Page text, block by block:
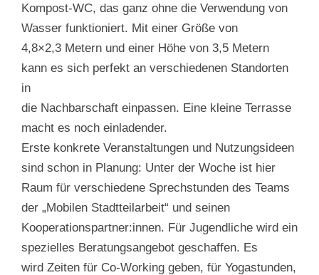
Kompost-WC, das ganz ohne die Verwendung von
Wasser funktioniert. Mit einer Größe von
4,8×2,3 Metern und einer Höhe von 3,5 Metern
kann es sich perfekt an verschiedenen Standorten
in
die Nachbarschaft einpassen. Eine kleine Terrasse
macht es noch einladender.
Erste konkrete Veranstaltungen und Nutzungsideen
sind schon in Planung: Unter der Woche ist hier
Raum für verschiedene Sprechstunden des Teams
der „Mobilen Stadtteilarbeit“ und seinen
Kooperationspartner:innen. Für Jugendliche wird ein
spezielles Beratungsangebot geschaffen. Es
wird Zeiten für Co-Working geben, für Yogastunden,